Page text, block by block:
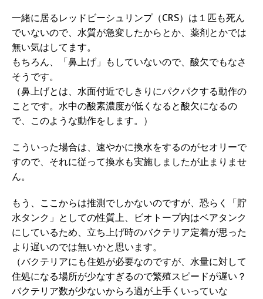
一緒に居るレッドビーシュリンプ（CRS）は１匹も死ん
でいないので、水質が急変したからとか、薬剤とかでは
無い気はしてます。
もちろん、「鼻上げ」もしていないので、酸欠でもなさ
そうです。
（鼻上げとは、水面付近でしきりにパクパクする動作の
ことです。水中の酸素濃度が低くなると酸欠になるの
で、このような動作をします。）
こういった場合は、速やかに換水をするのがセオリーで
すので、それに従って換水も実施しましたが止まりませ
ん。
もう、ここからは推測でしかないのですが、恐らく「貯
水タンク」としての性質上、ビオトープ内はベアタンク
にしているため、立ち上げ時のバクテリア定着が思った
より遅いのでは無いかと思います。
（バクテリアにも住処が必要なのですが、水量に対して
住処になる場所が少なすぎるので繁殖スピードが遅い？
バクテリア数が少ないからろ過が上手くいっていな